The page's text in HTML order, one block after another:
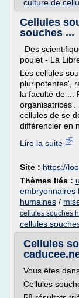
culture de
Cellules
souches ...
Des
poulet - La
Les cellules
pluripotentes',
la faculté de ...
organisatrices'.
cellules de se
différencier en
Lire la suite
Site : https://
Thèmes liés :
embryonnaires
humaines /
cellules souches
cellules
Cellules
Vous êtes
Cellules